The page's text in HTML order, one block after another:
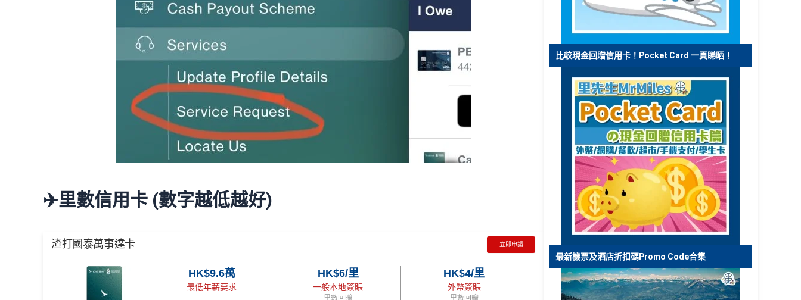
✈️里數信用卡 (數字越低越好)
渣打國泰萬事達卡 立即申請
HK$9.6萬
最低年薪要求
HK$6/里
一般本地簽賬
里數回贈
HK$4/里
外幣簽賬
里數回贈
比較現金回贈信用卡！Pocket Card 一頁睇晒！
最新機票及酒店折扣碼Promo Code合集